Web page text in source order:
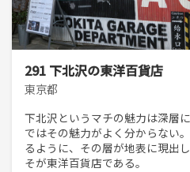
291 下北沢の東洋百貨店
東京都
下北沢というマチの魅力は深層
ではその魅力がよく分からない
るように、その層が地表に現出
そが東洋百貨店である。